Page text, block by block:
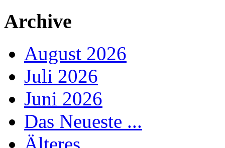
Archive
August 2026
Juli 2026
Juni 2026
Das Neueste ...